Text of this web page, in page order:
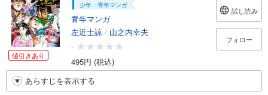
値引きあり
少年・青年マンガ
青年マンガ
左近士諒 / 山之内幸夫
-
495円 (税込)
試し読み
フォロー
あらすじを表示する